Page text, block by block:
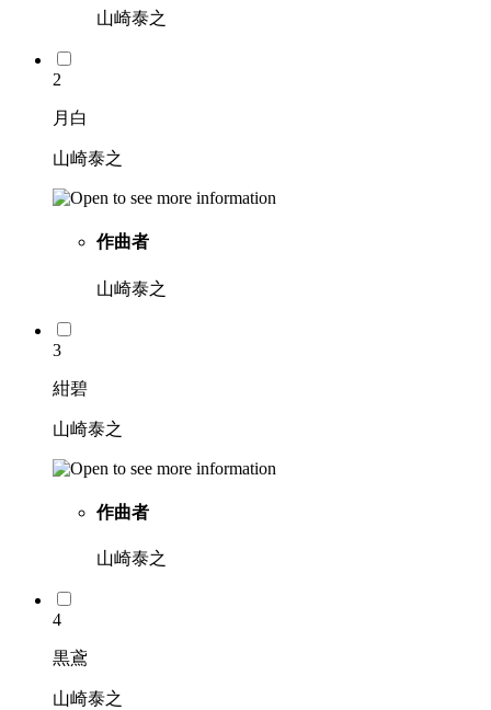
山崎泰之
2
月白
山崎泰之
作曲者
山崎泰之
3
紺碧
山崎泰之
作曲者
山崎泰之
4
黒鳶
山崎泰之